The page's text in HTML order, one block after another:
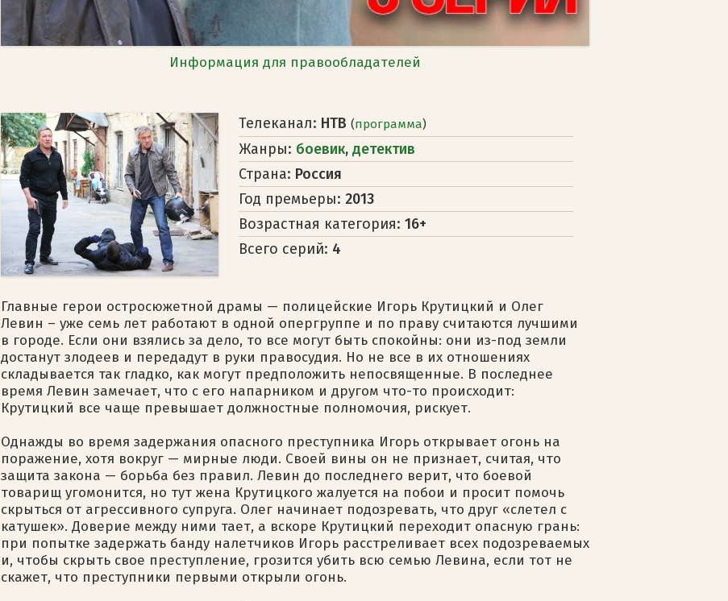
Информация для правообладателей
Телеканал: НТВ (программа)
Жанры: боевик, детектив
Страна: Россия
Год премьеры: 2013
Возрастная категория: 16+
Всего серий: 4
Главные герои остросюжетной драмы — полицейские Игорь Крутицкий и Олег
Левин – уже семь лет работают в одной опергруппе и по праву считаются лучшими
в городе. Если они взялись за дело, то все могут быть спокойны: они из-под земли
достанут злодеев и передадут в руки правосудия. Но не все в их отношениях
складывается так гладко, как могут предположить непосвященные. В последнее
время Левин замечает, что с его напарником и другом что-то происходит:
Крутицкий все чаще превышает должностные полномочия, рискует.
Однажды во время задержания опасного преступника Игорь открывает огонь на
поражение, хотя вокруг — мирные люди. Своей вины он не признает, считая, что
защита закона — борьба без правил. Левин до последнего верит, что боевой
товарищ угомонится, но тут жена Крутицкого жалуется на побои и просит помочь
скрыться от агрессивного супруга. Олег начинает подозревать, что друг «слетел с
катушек». Доверие между ними тает, а вскоре Крутицкий переходит опасную грань:
при попытке задержать банду налетчиков Игорь расстреливает всех подозреваемых
и, чтобы скрыть свое преступление, грозится убить всю семью Левина, если тот не
скажет, что преступники первыми открыли огонь.